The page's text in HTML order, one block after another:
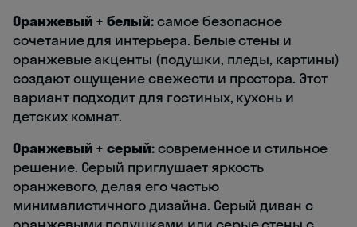
Оранжевый + белый:самое безопасное
сочетание для интерьера. Белые стены и
оранжевые акценты (подушки, пледы, картины)
создают ощущение свежести и простора. Этот
вариант подходит для гостиных, кухонь и
детских комнат.
Оранжевый + серый:современное и стильное
решение. Серый приглушает яркость
оранжевого, делая его частью
минималистичного дизайна. Серый диван с